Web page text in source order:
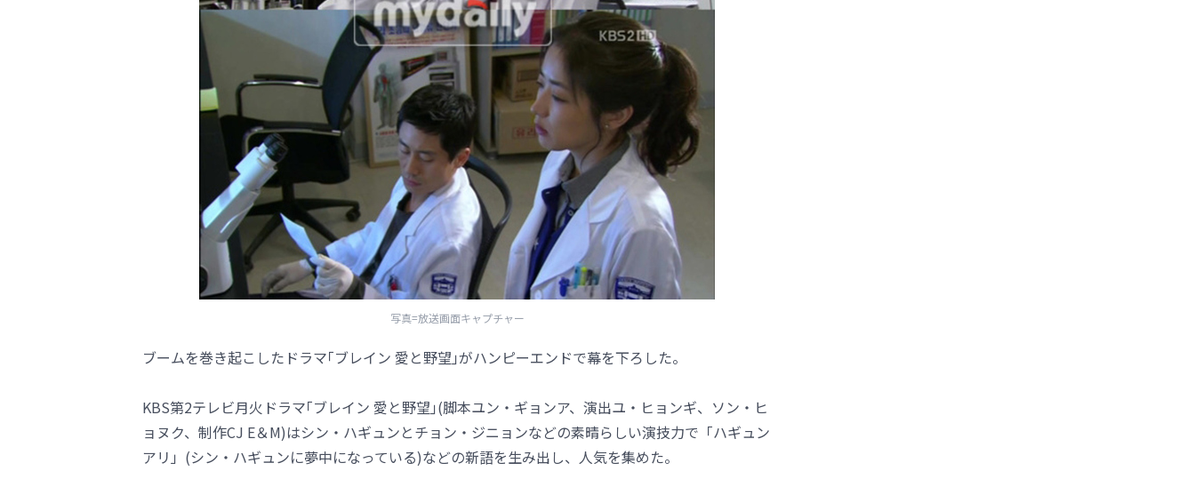
写真=放送画面キャプチャー
ブームを巻き起こしたドラマ｢ブレイン 愛と野望｣がハンピーエンドで幕を下ろした。
KBS第2テレビ月火ドラマ｢ブレイン 愛と野望｣(脚本ユン・ギョンア、演出ユ・ヒョンギ、ソン・ヒ
ョヌク、制作CJ E＆M)はシン・ハギュンとチョン・ジニョンなどの素晴らしい演技力で「ハギュン
アリ」(シン・ハギュンに夢中になっている)などの新語を生み出し、人気を集めた。